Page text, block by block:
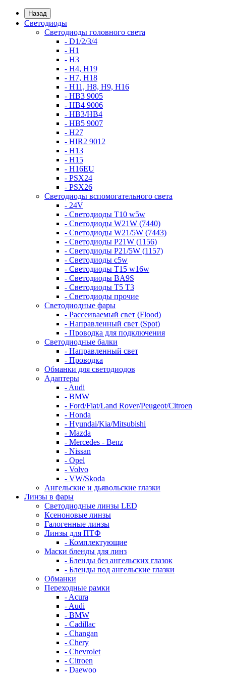
Назад
Светодиоды
Светодиоды головного света
- D1/2/3/4
- H1
- H3
- H4, H19
- H7, H18
- H11, H8, H9, H16
- HB3 9005
- HB4 9006
- HB3/HB4
- HB5 9007
- H27
- HIR2 9012
- H13
- H15
- H16EU
- PSX24
- PSX26
Светодиоды вспомогательного света
- 24V
- Светодиоды T10 w5w
- Светодиоды W21W (7440)
- Светодиоды W21/5W (7443)
- Светодиоды P21W (1156)
- Светодиоды P21/5W (1157)
- Светодиоды c5w
- Светодиоды T15 w16w
- Светодиоды BA9S
- Светодиоды T5 T3
- Светодиоды прочие
Светодиодные фары
- Рассеиваемый свет (Flood)
- Направленный свет (Spot)
- Проводка для подключения
Светодиодные балки
- Направленный свет
- Проводка
Обманки для светодиодов
Адаптеры
- Audi
- BMW
- Ford/Fiat/Land Rover/Peugeot/Citroen
- Honda
- Hyundai/Kia/Mitsubishi
- Mazda
- Mercedes - Benz
- Nissan
- Opel
- Volvo
- VW/Skoda
Ангельские и дьявольские глазки
Линзы в фары
Светодиодные линзы LED
Ксеноновые линзы
Галогенные линзы
Линзы для ПТФ
- Комплектующие
Маски бленды для линз
- Бленды без ангельских глазок
- Бленды под ангельские глазки
Обманки
Переходные рамки
- Acura
- Audi
- BMW
- Cadillac
- Changan
- Chery
- Chevrolet
- Citroen
- Daewoo